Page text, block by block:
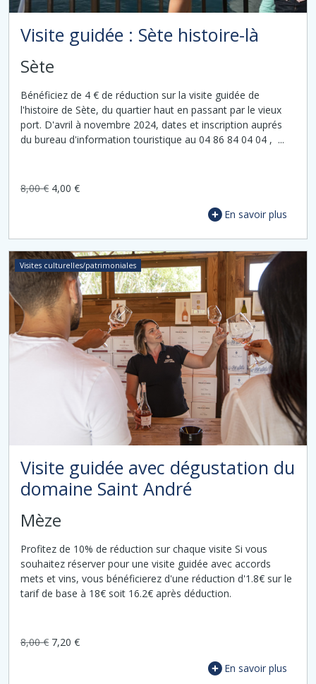
Visite guidée : Sète histoire-là
Sète
Bénéficiez de 4 € de réduction sur la visite guidée de
l'histoire de Sète, du quartier haut en passant par le vieux
port. D'avril à novembre 2024, dates et inscription auprés
du bureau d'information touristique au 04 86 84 04 04 , ...
8,00 € 4,00 €
En savoir plus
Visites culturelles/patrimoniales
Visite guidée avec dégustation du
domaine Saint André
Mèze
Profitez de 10% de réduction sur chaque visite Si vous
souhaitez réserver pour une visite guidée avec accords
mets et vins, vous bénéficierez d'une réduction d'1.8€ sur le
tarif de base à 18€ soit 16.2€ après déduction.
8,00 € 7,20 €
En savoir plus